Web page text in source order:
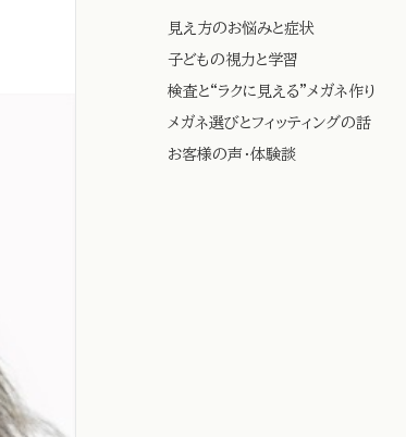
見え方のお悩みと症状
子どもの視力と学習
検査と“ラクに見える”メガネ作り
メガネ選びとフィッティングの話
お客様の声・体験談